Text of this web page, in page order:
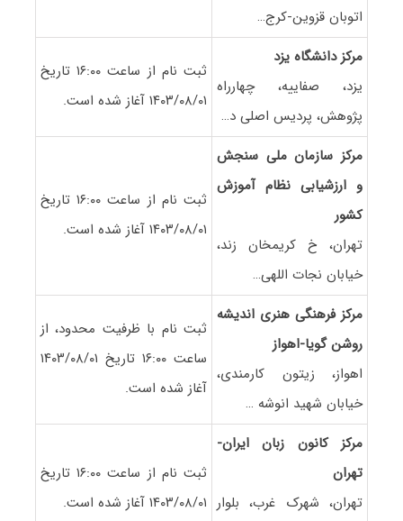
اتوبان قزوین-کرج…
مرکز دانشگاه یزد
یزد، صفاییه، چهارراه
پژوهش، پردیس اصلی د…
ثبت نام از ساعت ۱۶:۰۰ تاریخ
۱۴۰۳/۰۸/۰۱ آغاز شده است.
مرکز سازمان ملی سنجش
و ارزشیابی نظام آموزش
کشور
تهران، خ کریمخان زند،
خیابان نجات اللهی…
ثبت نام از ساعت ۱۶:۰۰ تاریخ
۱۴۰۳/۰۸/۰۱ آغاز شده است.
مرکز فرهنگی هنری اندیشه
روشن گویا-اهواز
اهواز، زیتون کارمندی،
خیابان شهید انوشه …
ثبت نام با ظرفیت محدود، از
ساعت ۱۶:۰۰ تاریخ ۱۴۰۳/۰۸/۰۱
آغاز شده است.
مرکز کانون زبان ایران-
تهران
تهران، شهرک غرب، بلوار
ثبت نام از ساعت ۱۶:۰۰ تاریخ
۱۴۰۳/۰۸/۰۱ آغاز شده است.